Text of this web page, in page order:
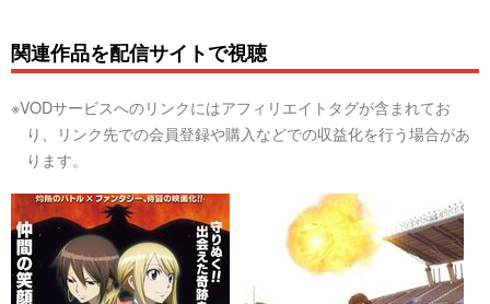
関連作品を配信サイトで視聴
※VODサービスへのリンクにはアフィリエイトタグが含まれてお
り、リンク先での会員登録や購入などでの収益化を行う場合があ
ります。